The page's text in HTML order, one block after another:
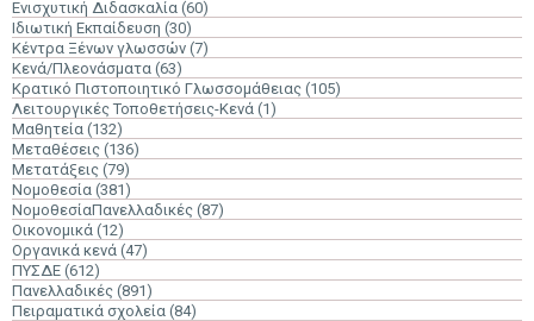
Ενισχυτική Διδασκαλία (60)
Ιδιωτική Εκπαίδευση (30)
Κέντρα Ξένων γλωσσών (7)
Κενά/Πλεονάσματα (63)
Κρατικό Πιστοποιητικό Γλωσσομάθειας (105)
Λειτουργικές Τοποθετήσεις-Κενά (1)
Μαθητεία (132)
Μεταθέσεις (136)
Μετατάξεις (79)
Νομοθεσία (381)
ΝομοθεσίαΠανελλαδικές (87)
Οικονομικά (12)
Οργανικά κενά (47)
ΠΥΣΔΕ (612)
Πανελλαδικές (891)
Πειραματικά σχολεία (84)